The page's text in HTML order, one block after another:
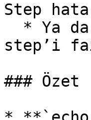
Step
step’i
### Özet